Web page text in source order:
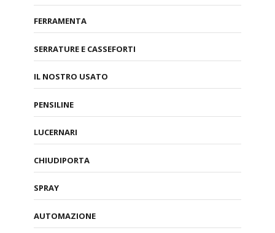
FERRAMENTA
SERRATURE E CASSEFORTI
IL NOSTRO USATO
PENSILINE
LUCERNARI
CHIUDIPORTA
SPRAY
AUTOMAZIONE